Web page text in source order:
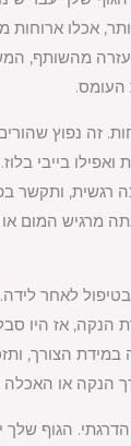
אכלו ארוחות
מהשותף,
העומס.
זה נפוץ שהורים
בייבי
רגשית, ותקשר
מרגיש המום
לאחר לידה.
הנקה, אז היו
הצורך,
הנקה או האכלה
הגוף שלך